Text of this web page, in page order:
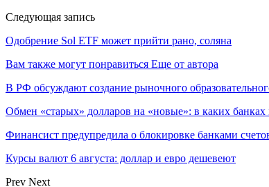
Следующая запись
Одобрение Sol ETF может прийти рано, соляна
Вам также могут понравиться Еще от автора
В РФ обсуждают создание рыночного
Обмен «старых» долларов на «новые»: в каких
Финансист предупредила о блокировке банками
Курсы валют 6 августа: доллар и евро дешевеют
Prev Next